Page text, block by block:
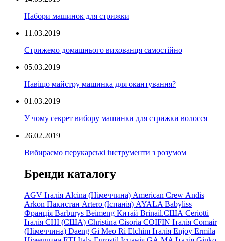
Набори машинок для стрижки
11.03.2019
Стрижемо домашнього вихованця самостійно
05.03.2019
Навіщо майстру машинка для окантування?
01.03.2019
У чому секрет вибору машинки для стрижки волосся
26.02.2019
Вибираємо перукарські інструменти з розумом
Бренди каталогу
AGV Італія Alcina (Німеччина) American Crew Andis
Arkon Пакистан Artero (Іспанія) AYALA Babyliss
Франція Barburys Beimeng Китай Brinail.США Ceriotti
Італія CHI (США) Christina Cisoria COIFIN Італія Comair
(Німеччина) Daeng Gi Meo Ri Elchim Італія Enjoy Ermila